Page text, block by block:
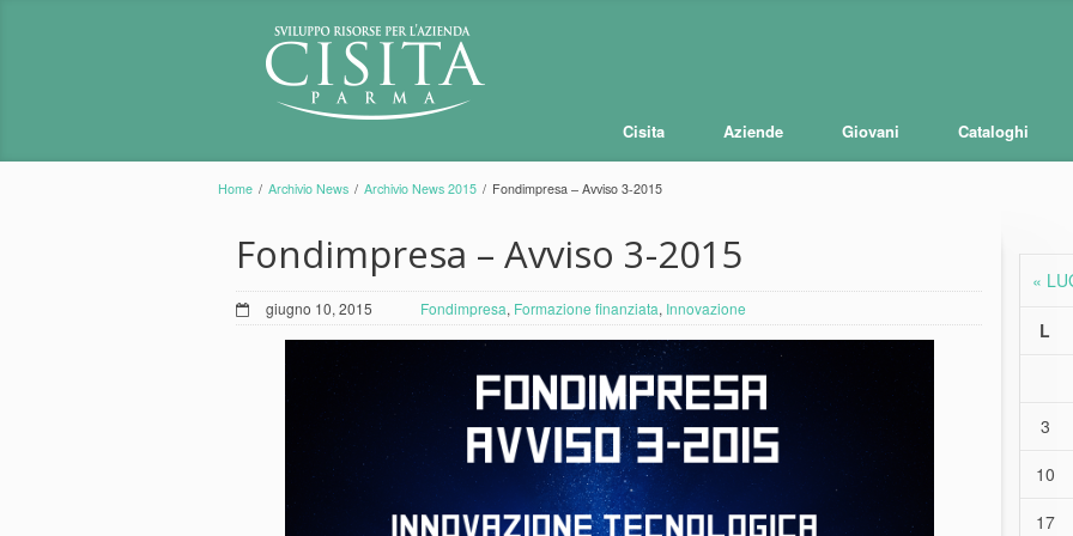
Cisita Aziende Giovani Cataloghi
Home / Archivio News / Archivio News 2015 / Fondimpresa – Avviso 3-2015
Fondimpresa – Avviso 3-2015
giugno 10, 2015 Fondimpresa, Formazione finanziata, Innovazione
«
L
3
10
17